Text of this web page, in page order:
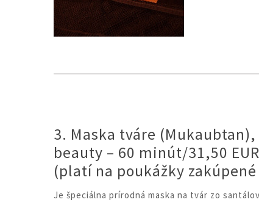
3. Maska tváre
beauty – 60 minút/31,50
(platí na poukážky
Je špeciálna prírodná maska na tvár zo